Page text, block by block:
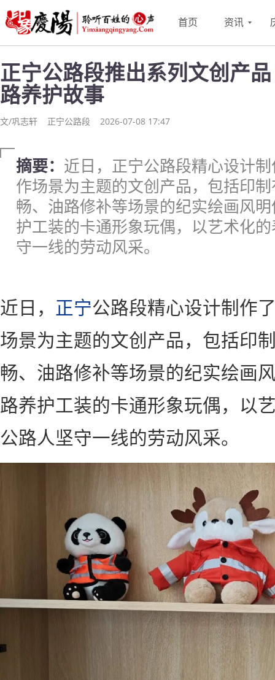
首页 资讯
正宁公路段推出系列文创产
路养护故事
文/巩志轩 正宁公路段 2026-07-08 17:47
摘要： 近日，正宁公路段精心设计
作场景为主题的文创产品，包括印
畅、油路修补等场景的纪实绘画风
护工装的卡通形象玩偶，以艺术化
守一线的劳动风采。
近日， 正宁公路段精心设计制作
场景为主题的文创产品，包括印
畅、油路修补等场景的纪实绘画
路养护工装的卡通形象玩偶，以
公路人坚守一线的劳动风采。